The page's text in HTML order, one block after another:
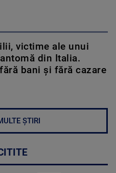
victime ale unui
din Italia.
bani și fără cazare
ȘTIRI